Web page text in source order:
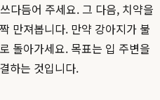
다듬어 주세요. 그 다음, 치약을
만져봅니다. 만약 강아지가 불
돌아가세요. 목표는 입 주변을
하는 것입니다.